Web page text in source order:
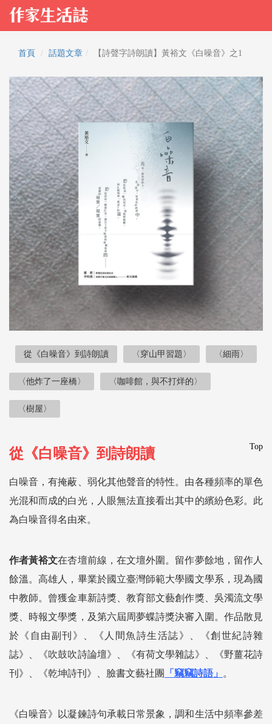
首頁 話題文章 【詩聲字詩朗讀】黃裕文《白噪音》之1
從《白噪音》到詩朗讀 〈穿山甲習題〉 〈細雨〉
〈他炸了一座橋〉 〈咖啡館，與不打烊的〉
〈樹屋〉
Top
從《白噪音》到詩朗讀
白噪音，有掩蔽、弱化其他聲音的特性。由各種頻率的單色
光混和而成的白光，人眼無法直接看出其中的繽紛色彩。此
為白噪音得名由來。
作者黃裕文在杏壇前線，在文壇外圍。留作夢餘地，留作人
餘溫。高雄人，畢業於國立臺灣師範大學國文學系，現為國
中教師。曾獲金車新詩獎、教育部文藝創作獎、吳濁流文學
獎、時報文學獎，及第六屆周夢蝶詩獎決審入圍。作品散見
於《自由副刊》、《人間魚詩生活誌》、《創世紀詩雜
誌》、《吹鼓吹詩論壇》、《有荷文學雜誌》、《野薑花詩
刊》、《乾坤詩刊》、臉書文藝社團
「竊竊詩語」 。
《白噪音》以凝鍊詩句承載日常景象，調和生活中頻率參差